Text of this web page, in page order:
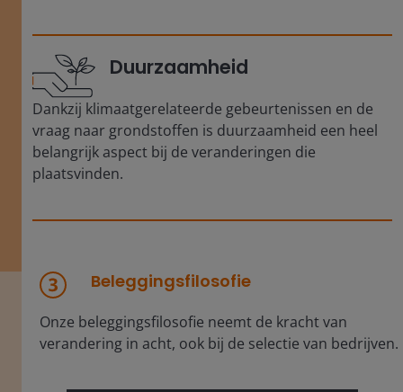
Duurzaamheid
Dankzij klimaatgerelateerde gebeurtenissen en de
vraag naar grondstoffen is duurzaamheid een heel
belangrijk aspect bij de veranderingen die
plaatsvinden.
Beleggingsfilosofie
Onze beleggingsfilosofie neemt de kracht van
verandering in acht, ook bij de selectie van bedrijven.